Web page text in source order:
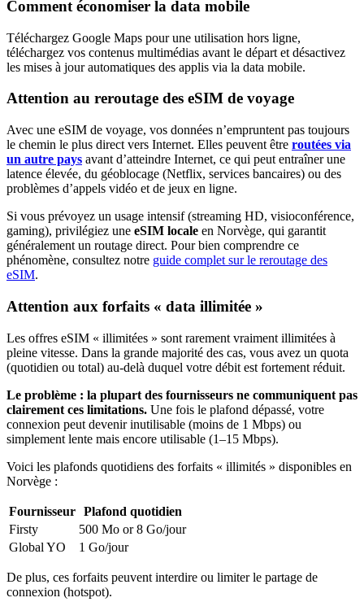
Comment économiser la data mobile
Téléchargez Google Maps pour une utilisation hors ligne,
téléchargez vos contenus multimédias avant le départ et désactivez
les mises à jour automatiques des applis via la data mobile.
Attention au reroutage des eSIM de voyage
Avec une eSIM de voyage, vos données n’empruntent pas toujours
le chemin le plus direct vers Internet. Elles peuvent être routées via
un autre pays avant d’atteindre Internet, ce qui peut entraîner une
latence élevée, du géoblocage (Netflix, services bancaires) ou des
problèmes d’appels vidéo et de jeux en ligne.
Si vous prévoyez un usage intensif (streaming HD, visioconférence,
gaming), privilégiez une eSIM locale en Norvège, qui garantit
généralement un routage direct. Pour bien comprendre ce
phénomène, consultez notre guide complet sur le reroutage des
eSIM.
Attention aux forfaits « data illimitée »
Les offres eSIM « illimitées » sont rarement vraiment illimitées à
pleine vitesse. Dans la grande majorité des cas, vous avez un quota
(quotidien ou total) au-delà duquel votre débit est fortement réduit.
Le problème : la plupart des fournisseurs ne communiquent pas
clairement ces limitations. Une fois le plafond dépassé, votre
connexion peut devenir inutilisable (moins de 1 Mbps) ou
simplement lente mais encore utilisable (1–15 Mbps).
Voici les plafonds quotidiens des forfaits « illimités » disponibles en
Norvège :
Fournisseur Plafond quotidien
Firsty
500 Mo or 8 Go/jour
Global YO
1 Go/jour
De plus, ces forfaits peuvent interdire ou limiter le partage de
connexion (hotspot).